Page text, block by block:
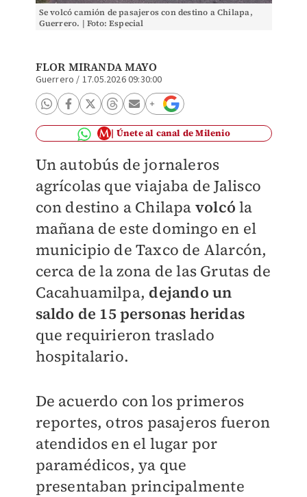
Se volcó camión de pasajeros con destino a Chilapa,
Guerrero. | Foto: Especial
FLOR MIRANDA MAYO
Guerrero / 17.05.2026 09:30:00
Únete al canal de Milenio
Un autobús de jornaleros
agrícolas que viajaba de Jalisco
con destino a Chilapa volcóla
mañana de este domingo en el
municipio de Taxco de Alarcón,
cerca de la zona de las Grutas de
Cacahuamilpa, dejando un
saldo de 15 personas heridas
que requirieron traslado
hospitalario.
De acuerdo con los primeros
reportes, otros pasajeros fueron
atendidos en el lugar por
paramédicos, ya que
presentaban principalmente